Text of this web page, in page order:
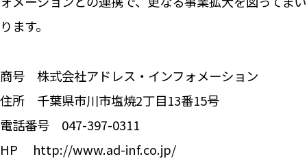
ります。
商号 株式会社アドレス・インフォメーション
住所 千葉県市川市塩焼2丁目13番15号
電話番号 047-397-0311
HP http://www.ad-inf.co.jp/